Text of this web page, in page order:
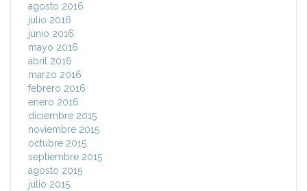
agosto 2016
julio 2016
junio 2016
mayo 2016
abril 2016
marzo 2016
febrero 2016
enero 2016
diciembre 2015
noviembre 2015
octubre 2015
septiembre 2015
agosto 2015
julio 2015